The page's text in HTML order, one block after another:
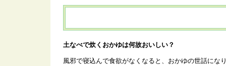
土なべで炊くおかゆは何故おいしい？
風邪で寝込んで食欲がなくなると、おかゆの世話にな